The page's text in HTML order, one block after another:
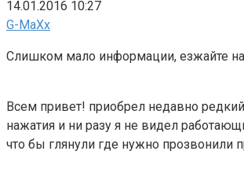
14.01.2016 10:27
G-MaXx
Слишком мало информации, езжайте на
Всем привет! приобрел недавно
нажатия и ни разу я не видел
что бы глянули где нужно прозвонили